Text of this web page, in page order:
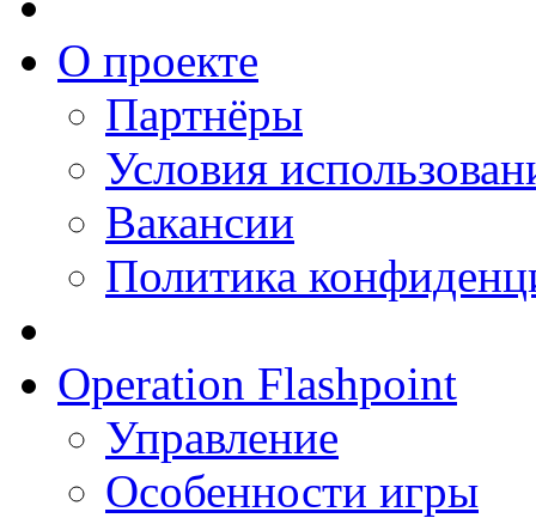
О проекте
Партнёры
Условия
Вакансии
Политика
Operation Flashpoint
Управление
Особенности игры